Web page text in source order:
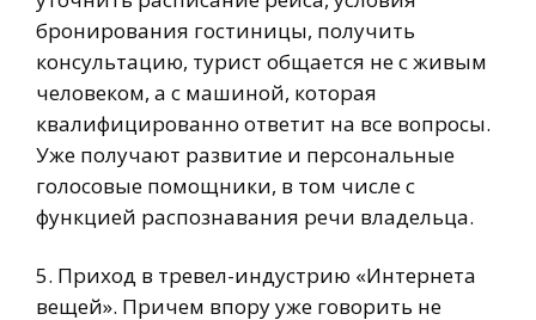
бронирования гостиницы, получить
консультацию, турист общается не с живым
человеком, а с машиной, которая
квалифицированно ответит на все вопросы.
Уже получают развитие и персональные
голосовые помощники, в том числе с
функцией распознавания речи владельца.
5. Приход в тревел-индустрию «Интернета
вещей». Причем впору уже говорить не